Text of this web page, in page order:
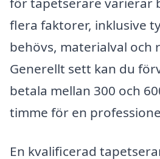
flera faktorer, inklusive
behövs, materialval och
Generellt sett kan du
betala mellan 300 och
timme för en
En kvalificerad